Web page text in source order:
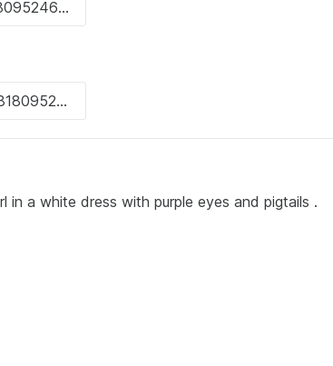
a white dress with purple eyes and pigtails .